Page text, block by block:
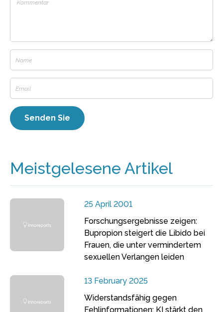
Meistgelesene Artikel
25 April 2001
Forschungsergebnisse zeigen:
Bupropion steigert die Libido bei
Frauen, die unter vermindertem
sexuellen Verlangen leiden
13 February 2025
Widerstandsfähig gegen
Fehlinformationen: KI stärkt den